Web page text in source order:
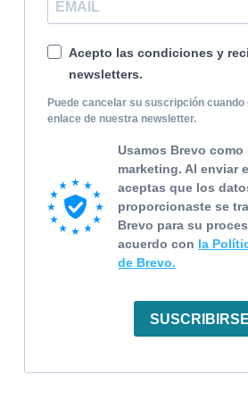
Acepto las condiciones y
newsletters.
Puede cancelar su suscripción cuando
enlace de nuestra newsletter.
Usamos Brevo
marketing. Al enviar
aceptas que los
proporcionaste se
Brevo para su
acuerdo con la
de Brevo.
SUSCRIBIRSE